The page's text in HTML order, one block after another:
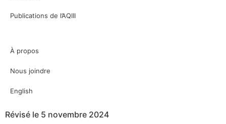
Publications de l’AQIII
À propos
Nous joindre
English
Révisé le 5 novembre 2024